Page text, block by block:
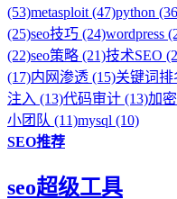
(53)metasploit (47)python
(25)seo技巧 (24)wordpress
(22)seo策略 (21)技术SEO
(17)内网渗透 (15)关键词排
注入 (13)代码审计 (13)加
小团队 (11)mysql (10)
SEO推荐
seo超级工具